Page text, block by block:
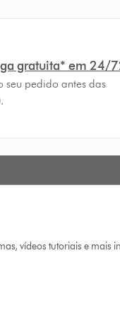
gratuita* em 24/
seu pedido antes das
vídeos tutoriais e mais